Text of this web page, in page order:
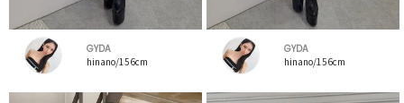
GYDA
hinano/156cm
GYDA
hinano/156cm